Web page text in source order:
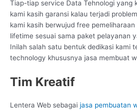
Tiap-tiap service Data Tehnologi yang
kami kasih garansi kalau terjadi
kami kasih berwujud free
lifetime sesuai sama paket pelayanan
Inilah salah satu bentuk dedikasi kami
technology khususnya jasa membuat
Tim Kreatif
Lentera Web sebagai jasa pembuatan